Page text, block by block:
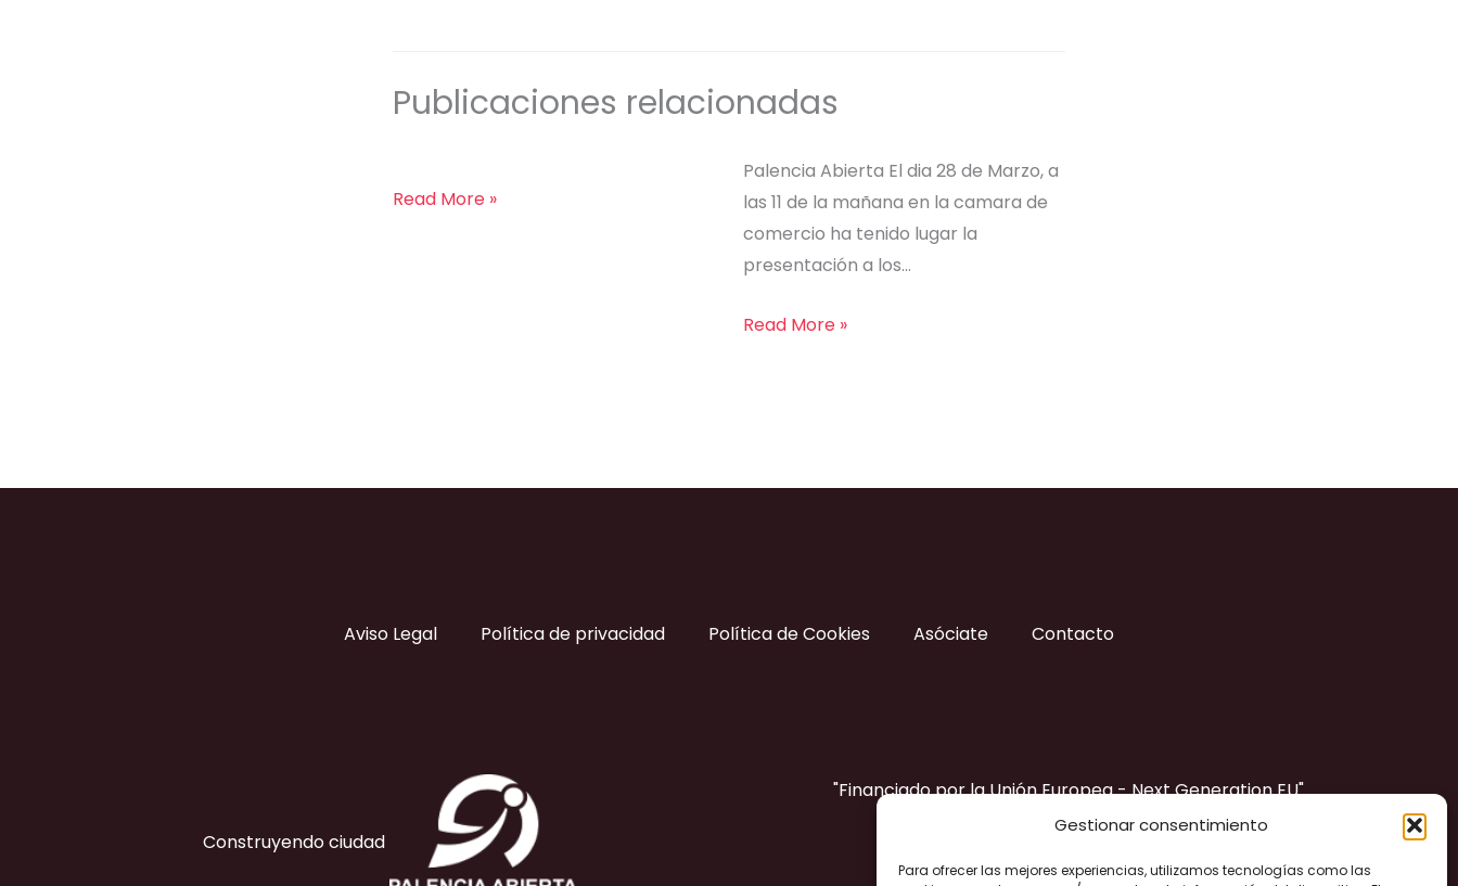
Gestionar consentimiento
Para ofrecer las mejores experiencias, utilizamos tecnologías como las
Publicaciones relacionadas
Read More »
Palencia Abierta El dia 28 de Marzo, a
las 11 de la mañana en la camara de
comercio ha tenido lugar la
presentación a los…
Read More »
Aviso Legal Política de privacidad Política de Cookies Asóciate Contacto
Construyendo ciudad
"Financiado por la Unión Europea - Next Generation EU"